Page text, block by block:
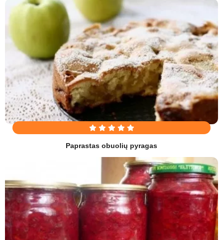
Paprastas obuolių pyragas